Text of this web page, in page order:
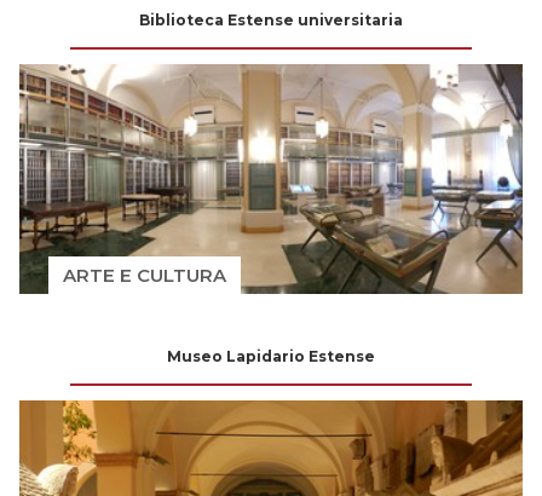
Biblioteca Estense universitaria
ARTE E CULTURA
Museo Lapidario Estense